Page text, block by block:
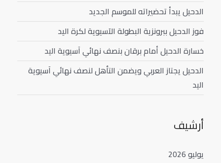
الدحيل يبدأ تحضيراته للموسم الجديد
فوز الدحيل ببرونزية البطولة الآسيوية لكرة اليد
خسارة الدحيل أمام برقان بنصف نهائي آسيوية اليد
الدحيل يجتاز العربي ويضمن التأهل لنصف نهائي آسيوية
اليد
أرشيف
يوليو 2026